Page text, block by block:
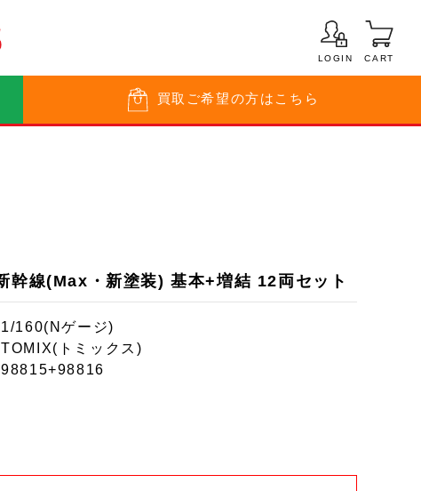
LOGIN CART
買取 ご希望の方はこちら
幹線(Max・新塗装) 基本+増結 12両セット
1/160(Nゲージ)
TOMIX(トミックス)
98815+98816